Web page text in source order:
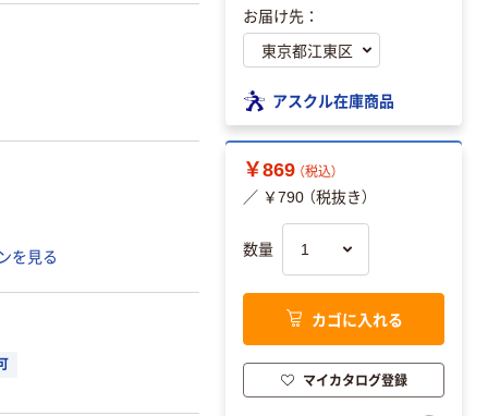
を見る
お届け先：
アスクル在庫商品
￥869 （税込）
／ ￥790 （税抜き）
数量
カゴに入れる
マイカタログ登録